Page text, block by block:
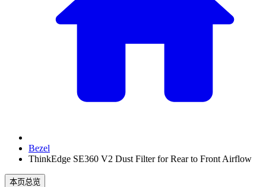
Bezel
ThinkEdge SE360 V2 Dust Filter for Rear to Front Airflow
本页总览